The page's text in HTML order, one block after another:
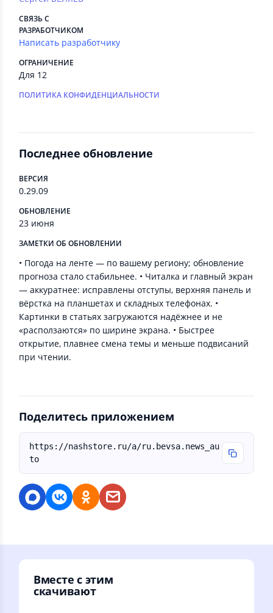
СВЯЗЬ С
РАЗРАБОТЧИКОМ
Написать разработчику
ОГРАНИЧЕНИЕ
Для 12
ПОЛИТИКА КОНФИДЕНЦИАЛЬНОСТИ
Последнее обновление
ВЕРСИЯ
0.29.09
ОБНОВЛЕНИЕ
23 июня
ЗАМЕТКИ ОБ ОБНОВЛЕНИИ
• Погода на ленте — по вашему региону; обновление
прогноза стало стабильнее. • Читалка и главный экран
— аккуратнее: исправлены отступы, верхняя панель и
вёрстка на планшетах и складных телефонах. •
Картинки в статьях загружаются надёжнее и не
«расползаются» по ширине экрана. • Быстрее
открытие, плавнее смена темы и меньше подвисаний
при чтении.
Поделитесь приложением
https://nashstore.ru/a/ru.bevsa.news_au
to
Вместе с этим
скачивают